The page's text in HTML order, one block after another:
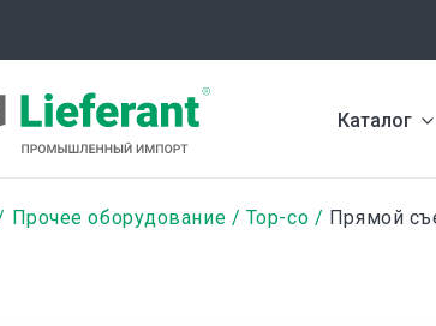
Каталог
Прочее оборудование Top-co Прямой